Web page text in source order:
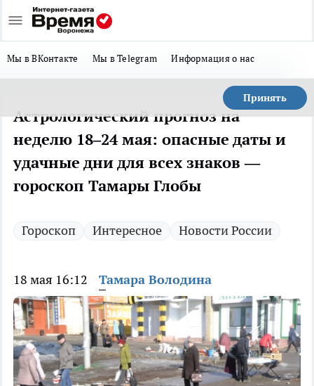
Мы в ВКонтакте Мы в Telegram Информация о нас
Принять
Астрологический прогноз на
неделю 18–24 мая: опасные даты и
удачные дни для всех знаков —
гороскоп Тамары Глобы
Гороскоп Интересное Новости России
18 мая 16:12 Тамара Володина